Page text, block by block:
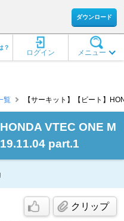
ダウンロード
メニュー
ログイン
？
覧 【サーキット】【ビート】
VTEC ONE M
part.1
クリップ